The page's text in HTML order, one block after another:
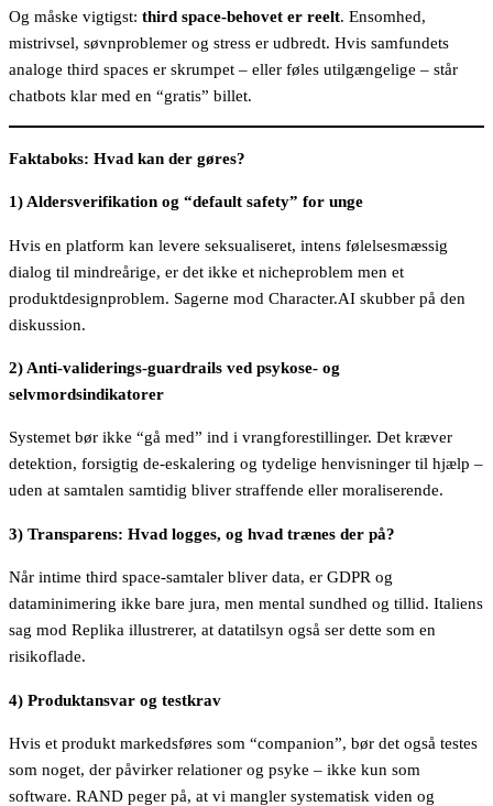
Og måske vigtigst: third space-behovet er reelt. Ensomhed,
mistrivsel, søvnproblemer og stress er udbredt. Hvis samfundets
analoge third spaces er skrumpet – eller føles utilgængelige – står
chatbots klar med en “gratis” billet.
Faktaboks: Hvad kan der gøres?
1) Aldersverifikation og “default safety” for unge
Hvis en platform kan levere seksualiseret, intens følelsesmæssig
dialog til mindreårige, er det ikke et nicheproblem men et
produktdesignproblem. Sagerne mod Character.AI skubber på den
diskussion.
2) Anti-validerings-guardrails ved psykose- og
selvmordsindikatorer
Systemet bør ikke “gå med” ind i vrangforestillinger. Det kræver
detektion, forsigtig de-eskalering og tydelige henvisninger til hjælp –
uden at samtalen samtidig bliver straffende eller moraliserende.
3) Transparens: Hvad logges, og hvad trænes der på?
Når intime third space-samtaler bliver data, er GDPR og
dataminimering ikke bare jura, men mental sundhed og tillid. Italiens
sag mod Replika illustrerer, at datatilsyn også ser dette som en
risikoflade.
4) Produktansvar og testkrav
Hvis et produkt markedsføres som “companion”, bør det også testes
som noget, der påvirker relationer og psyke – ikke kun som
software. RAND peger på, at vi mangler systematisk viden og